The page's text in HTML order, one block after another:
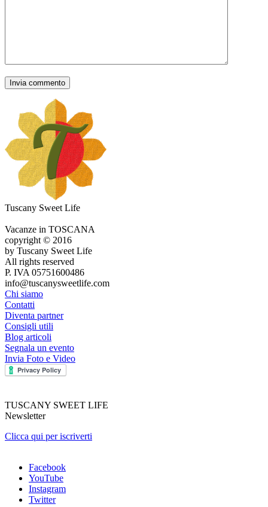
Tuscany Sweet Life
Vacanze in TOSCANA
copyright © 2016
by Tuscany Sweet Life
All rights reserved
P. IVA 05751600486
info@tuscanysweetlife.com
Chi siamo
Contatti
Diventa partner
Consigli utili
Blog articoli
Segnala un evento
Invia Foto e Video
TUSCANY SWEET LIFE
Newsletter
Clicca qui per iscriverti
Facebook
YouTube
Instagram
Twitter